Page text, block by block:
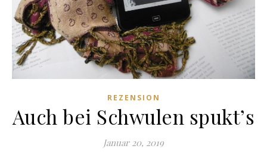
REZENSION
Auch bei Schwulen spukt’s
Januar 20, 2019